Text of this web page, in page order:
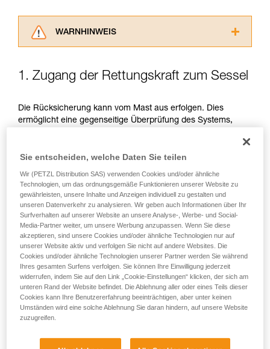
WARNHINWEIS
aufmerksam durch, bevor Sie diesen zu Rate
verstehen zu können, müssen Sie zuerst die in
der Gebrauchsanweisung enthaltenen
Informationen richtig verstanden haben.
Training voraus. Prüfen Sie zusammen mit
einem Profi, ob Sie in der Lage sind, den
Vorgang alleine sicher zu wiederholen, bevor
Sie ihn eigenständig durchführen.
Wir geben Beispiele für die mit Ihrer Aktivität
verbundenen Techniken. Möglicherweise gibt es
noch andere Techniken, die hier nicht
beschrieben werden.
1. Zugang der Rettungskraft zum Sessel
Die Rücksicherung kann vom Mast aus erfolgen. Dies
ermöglicht eine gegenseitige Überprüfung des Systems,
Rettungskraft hängt sich in die ROLLCAB, das GRILLON ist
nicht ganz gestrafft, um die Abseilfahrt am Drahtseil zu
Sie entscheiden, welche Daten Sie teilen
Wir (PETZL Distribution SAS) verwenden Cookies und/oder ähnliche
Technologien, um das ordnungsgemäße Funktionieren unserer Website zu
gewährleisten, unsere Inhalte und Anzeigen individuell zu gestalten und
unseren Datenverkehr zu analysieren. Wir geben auch Informationen über Ihr
Surfverhalten auf unserer Website an unsere Analyse-, Werbe- und Social-
Media-Partner weiter, um unsere Werbung anzupassen. Wenn Sie diese
akzeptieren, sind unsere Cookies und/oder ähnliche Technologien nur auf
unserer Website aktiv und verfolgen Sie nicht auf andere Websites. Die
Cookies und/oder ähnliche Technologien unserer Partner werden Sie während
Ihres gesamten Surfens verfolgen. Sie können Ihre Einwilligung jederzeit
widerrufen, indem Sie auf den Link „Cookie-Einstellungen“ klicken, der sich am
unteren Rand der Website befindet. Die Ablehnung aller oder eines Teils dieser
Cookies kann Ihre Benutzererfahrung beeinträchtigen, aber unter keinen
Umständen wird eine solche Ablehnung Sie daran hindern, auf unsere Website
zuzugreifen.